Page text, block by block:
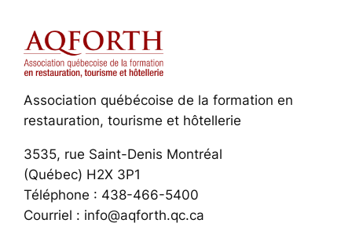
Association québécoise de la formation en
restauration, tourisme et hôtellerie
3535, rue Saint-Denis Montréal
(Québec) H2X 3P1
Téléphone : 438-466-5400
Courriel : info@aqforth.qc.ca